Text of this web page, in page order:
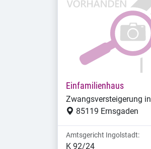
Einfamilienhaus
Zwangsversteigerung in
85119 Ernsgaden
Amtsgericht Ingolstadt:
K 92/24